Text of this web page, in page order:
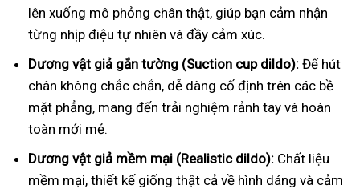
lên xuống mô phỏng chân thật, giúp bạn cảm nhận
từng nhịp điệu tự nhiên và đầy cảm xúc.
Dương vật giả gắn tường (Suction cup dildo): Đế hút
chân không chắc chắn, dễ dàng cố định trên các bề
mặt phẳng, mang đến trải nghiệm rảnh tay và hoàn
toàn mới mẻ.
Dương vật giả mềm mại (Realistic dildo): Chất liệu
mềm mại, thiết kế giống thật cả về hình dáng và cảm